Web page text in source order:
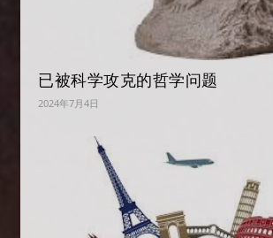
已被科学攻克的哲学问题
2024年7月4日